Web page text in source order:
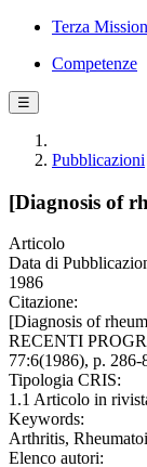
Terza
Competenze
☰
Pubblicazioni
[Diagnosis of
Articolo
Data di
1986
Citazione:
[Diagnosis of
RECENTI
77:6(1986), p. 286-
Tipologia CRIS:
1.1 Articolo in
Keywords:
Arthritis,
Elenco autori: